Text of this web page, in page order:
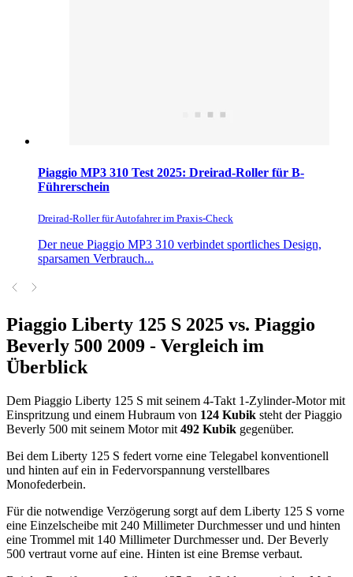
Piaggio MP3 310 Test 2025: Dreirad-Roller für B-
Führerschein
Dreirad-Roller für Autofahrer im Praxis-Check
Der neue Piaggio MP3 310 verbindet sportliches Design,
sparsamen Verbrauch...
Piaggio Liberty 125 S 2025 vs. Piaggio
Beverly 500 2009 - Vergleich im
Überblick
Dem Piaggio Liberty 125 S mit seinem 4-Takt 1-Zylinder-Motor mit
Einspritzung und einem Hubraum von 124 Kubik steht der Piaggio
Beverly 500 mit seinem Motor mit 492 Kubik gegenüber.
Bei dem Liberty 125 S federt vorne eine Telegabel konventionell
und hinten auf ein in Federvorspannung verstellbares
Monofederbein.
Für die notwendige Verzögerung sorgt auf dem Liberty 125 S vorne
eine Einzelscheibe mit 240 Millimeter Durchmesser und und hinten
eine Trommel mit 140 Millimeter Durchmesser und. Der Beverly
500 vertraut vorne auf eine. Hinten ist eine Bremse verbaut.